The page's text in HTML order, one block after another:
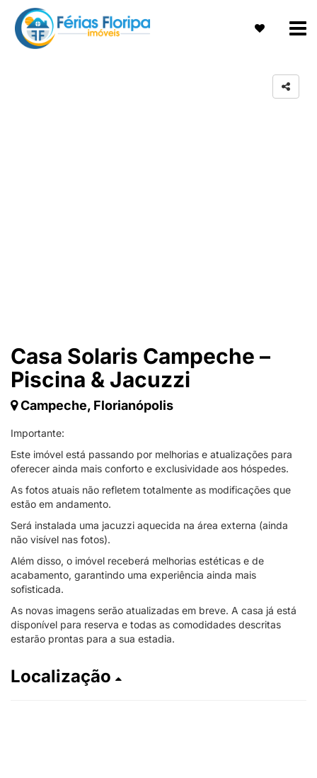
Casa Solaris Campeche –
Piscina & Jacuzzi
Campeche, Florianópolis
Importante:
Este imóvel está passando por melhorias e atualizações para
oferecer ainda mais conforto e exclusividade aos hóspedes.
As fotos atuais não refletem totalmente as modificações que
estão em andamento.
Será instalada uma jacuzzi aquecida na área externa (ainda
não visível nas fotos).
Além disso, o imóvel receberá melhorias estéticas e de
acabamento, garantindo uma experiência ainda mais
sofisticada.
As novas imagens serão atualizadas em breve. A casa já está
disponível para reserva e todas as comodidades descritas
estarão prontas para a sua estadia.
Localização